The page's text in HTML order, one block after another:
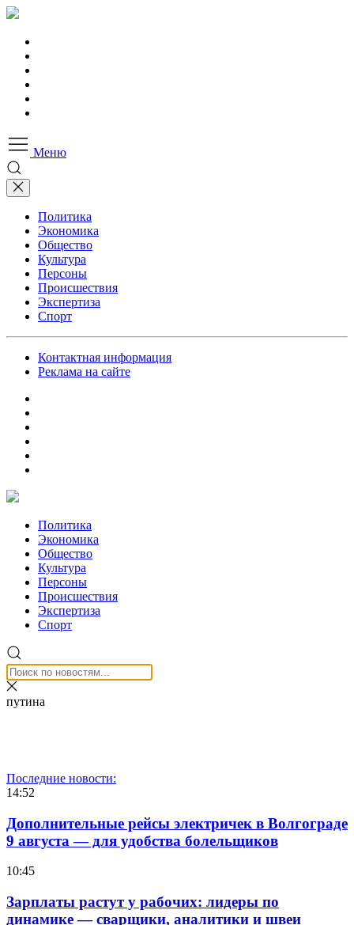
Меню
Политика
Экономика
Общество
Культура
Персоны
Происшествия
Экспертиза
Спорт
Контактная информация
Реклама на сайте
Политика
Экономика
Общество
Культура
Персоны
Происшествия
Экспертиза
Спорт
путина
Последние новости:
14:52
Дополнительные рейсы электричек в Волгограде
9 августа — для удобства болельщиков
10:45
Зарплаты растут у рабочих: лидеры по
динамике — сварщики, аналитики и швеи